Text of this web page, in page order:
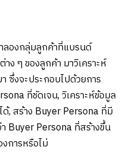
ลองกลุ่มลูกค้าที่แบรนด์
ง ๆ ของลูกค้า มาวิเคราะห์
ซึ่งจะประกอบไปด้วยการ
ที่ชัดเจน, วิเคราะห์ข้อมูล
ด้, สร้าง Buyer Persona ที่มี
Buyer Persona ที่สร้างขึ้น
การหรือไม่